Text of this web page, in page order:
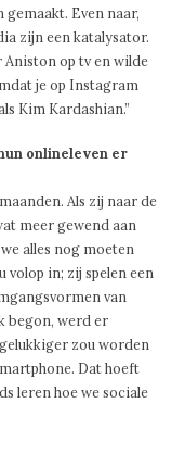
Even naar,
zijn een katalysator.
Aniston op tv en wilde
je op Instagram
Kim Kardashian.”
onlineleven er
Als zij naar de
meer gewend aan
alles nog moeten
in; zij spelen een
van
begon, werd er
zou worden
Dat hoeft
leren hoe we sociale